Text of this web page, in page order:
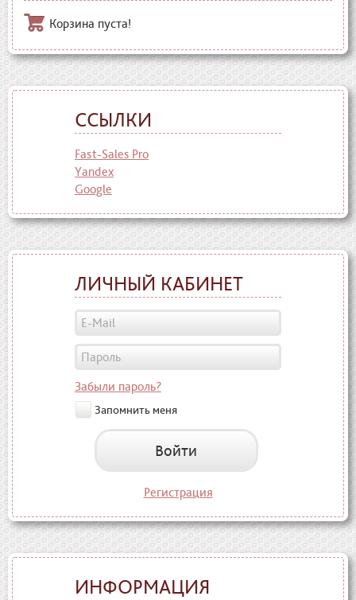
Корзина пуста!
ССЫЛКИ
Fast-Sales Pro
Yandex
Google
ЛИЧНЫЙ КАБИНЕТ
Забыли пароль?
Запомнить меня
Войти
Регистрация
ИНФОРМАЦИЯ